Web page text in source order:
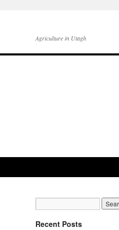
Agriculture in Utagh
Recent Posts